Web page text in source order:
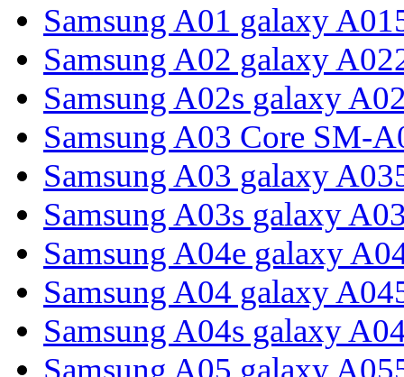
Samsung A01 galaxy
Samsung A02 galaxy
Samsung A02s galaxy
Samsung A03 Core SM-
Samsung A03 galaxy
Samsung A03s galaxy
Samsung A04e galaxy
Samsung A04 galaxy
Samsung A04s galaxy
Samsung A05 galaxy